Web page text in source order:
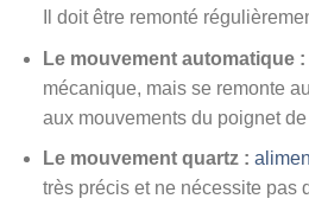
Il doit être remonté
Le mouvement automatique :
mécanique, mais se remonte
aux mouvements du poignet de
Le mouvement quartz :
très précis et ne nécessite pas